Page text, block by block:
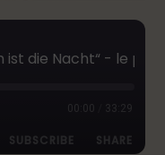
00:00 33:29
SUBSCRIBE SHARE